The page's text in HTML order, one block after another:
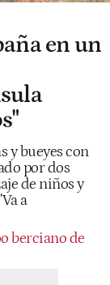
en un
y bueyes con
por dos
de niños y
a
berciano de